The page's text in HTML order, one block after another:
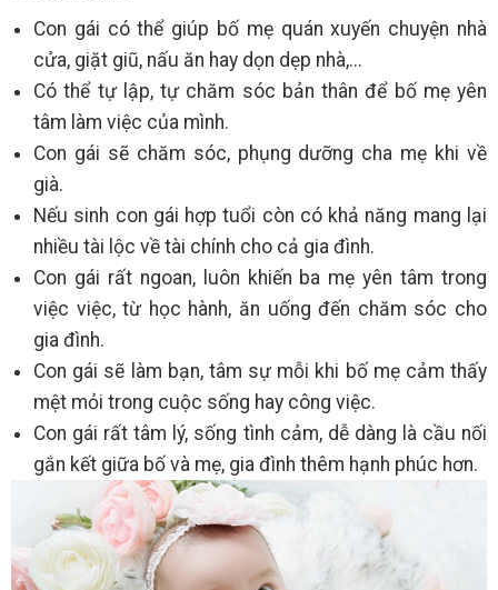
Con gái có thể giúp bố mẹ quán xuyến chuyện nhà
cửa, giặt giũ, nấu ăn hay dọn dẹp nhà,...
Có thể tự lập, tự chăm sóc bản thân để bố mẹ yên
tâm làm việc của mình.
Con gái sẽ chăm sóc, phụng dưỡng cha mẹ khi về
già.
Nếu sinh con gái hợp tuổi còn có khả năng mang lại
nhiều tài lộc về tài chính cho cả gia đình.
Con gái rất ngoan, luôn khiến ba mẹ yên tâm trong
việc việc, từ học hành, ăn uống đến chăm sóc cho
gia đình.
Con gái sẽ làm bạn, tâm sự mỗi khi bố mẹ cảm thấy
mệt mỏi trong cuộc sống hay công việc.
Con gái rất tâm lý, sống tình cảm, dễ dàng là cầu nối
gắn kết giữa bố và mẹ, gia đình thêm hạnh phúc hơn.